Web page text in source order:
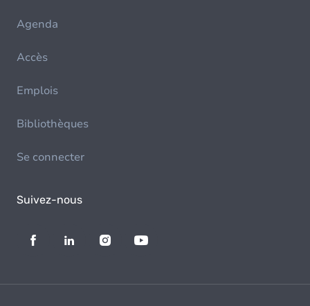
Agenda
Accès
Emplois
Bibliothèques
Se connecter
Suivez-nous